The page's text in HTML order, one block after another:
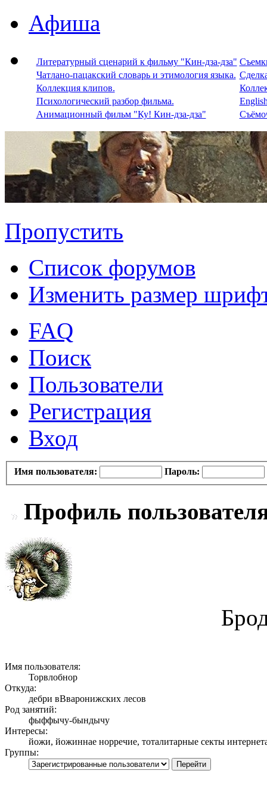
Афиша
Литературный сценарий к фильму "Кин-дза-дза"
Чатлано-пацакский словарь и этимология языка.
Коллекция клипов.
Психологический разбор фильма.
Анимационный фильм "Ку! Кин-дза-дза"
Пропустить
Список форумов
Изменить размер
FAQ
Поиск
Пользователи
Регистрация
Вход
Имя пользователя: Пароль:
Профиль
Имя пользователя:
Торвлобнор
Откуда:
дебри вВваронижских лесов
Род занятий:
фыффычу-бындычу
Интересы:
йожи, йожиннае норречие, тоталитарные секты
Группы: